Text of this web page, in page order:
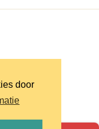
door